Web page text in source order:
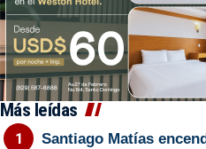
Más leídas
Santiago Matías